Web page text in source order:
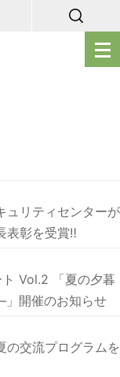
メ
ニ
ュリティセンターが
表彰を受賞‼
Vol.2 「夏の夕暮
開催のお知らせ
の交流プログラムを